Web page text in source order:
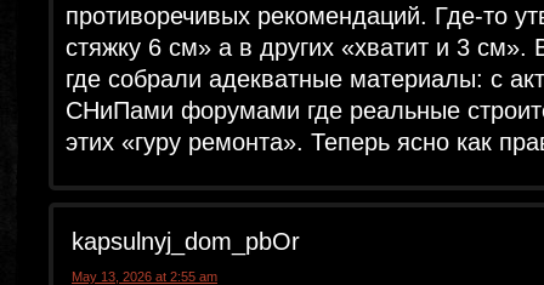
противоречивых рекомендаций. Где-то
стяжку 6 см» а в других «хватит и 3 см».
где собрали адекватные материалы: с
СНиПами форумами где реальные
этих «гуру ремонта». Теперь ясно как
kapsulnyj_dom_pbOr
May 13, 2026 at 2:55 am